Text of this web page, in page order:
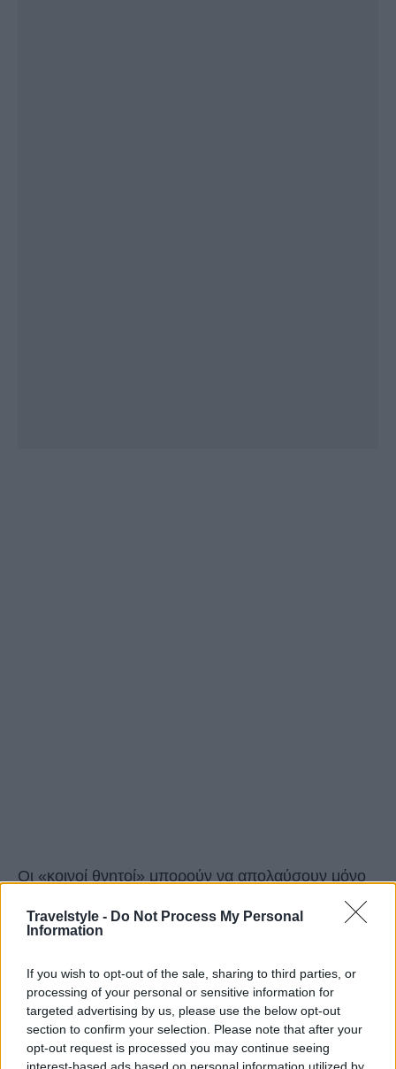
Travelstyle - Do Not Process My Personal
Information
If you wish to opt-out of the sale, sharing to third parties, or
processing of your personal or sensitive information for
targeted advertising by us, please use the below opt-out
section to confirm your selection. Please note that after your
opt-out request is processed you may continue seeing
Οι «κοινοί θνητοί» μπορούν να απολαύσουν μόνο
υποβρύχιες εξερευνήσεις στα κρυστάλλινα νερά
τους και μπάνιο σε κάποιους κολπίσκους που
τυχαίο που μαγνητίζουν προς τη μεριά τους κυρίως
«σκαφάτους». Εντύπωση προκαλούν οι
επιβλητικές βίλες, μία σε κάθε νησί, δίνοντας την